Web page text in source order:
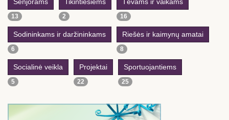
Senjorams
13
Tikintiesiems
2
Tėvams ir vaikams
16
Sodininkams ir daržininkams
6
Riešės ir kaimynų amatai
8
Socialinė veikla
5
Projektai
22
Sportuojantiems
25